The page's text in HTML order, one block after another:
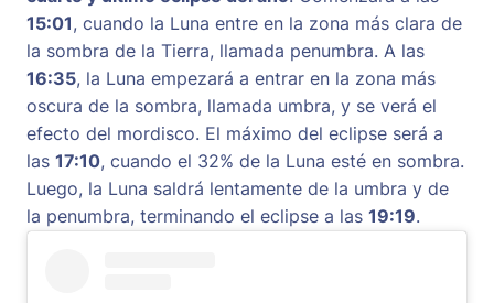
15:01, cuando la Luna entre en la zona más clara de
la sombra de la Tierra, llamada penumbra. A las
16:35, la Luna empezará a entrar en la zona más
oscura de la sombra, llamada umbra, y se verá el
efecto del mordisco. El máximo del eclipse será a
las 17:10, cuando el 32% de la Luna esté en sombra.
Luego, la Luna saldrá lentamente de la umbra y de
la penumbra, terminando el eclipse a las 19:19.